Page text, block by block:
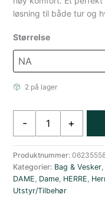
løsning til både tur og
Størrelse
2 på lager
-
Hoftebelte
Beige
antall
+
Produktnummer:
Kategorier: Bag & Vesker,
DAME, Dame, HERRE,
Utstyr/Tilbehør